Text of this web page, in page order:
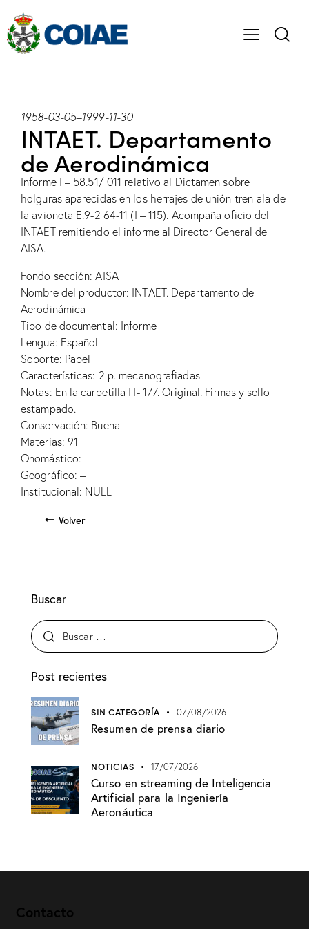
1958-03-05–1999-11-30
INTAET. Departamento
de Aerodinámica
Informe I – 58.51/ 011 relativo al Dictamen sobre
holguras aparecidas en los herrajes de unión tren-ala de
la avioneta E.9-2 64-11 (I – 115). Acompaña oficio del
INTAET remitiendo el informe al Director General de
AISA.
Fondo sección: AISA
Nombre del productor: INTAET. Departamento de
Aerodinámica
Tipo de documental: Informe
Lengua: Español
Soporte: Papel
Características: 2 p. mecanografiadas
Notas: En la carpetilla IT- 177. Original. Firmas y sello
estampado.
Conservación: Buena
Materias: 91
Onomástico: –
Geográfico: –
Institucional: NULL
Volver
Buscar
Post recientes
SIN CATEGORÍA 07/08/2026
Resumen de prensa diario
NOTICIAS 17/07/2026
Curso en streaming de Inteligencia
Artificial para la Ingeniería
Aeronáutica
Contacto